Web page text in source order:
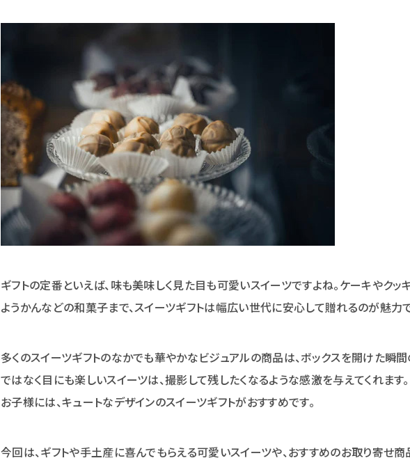
ギフトの定番といえば、味も美味しく見た目も可愛いスイーツですよね。ケーキやク
ようかんなどの和菓子まで、スイーツギフトは幅広い世代に安心して贈れるのが魅力で
多くのスイーツギフトのなかでも華やかなビジュアルの商品は、ボックスを開けた瞬
ではなく目にも楽しいスイーツは、撮影して残したくなるような感激を与えてくれま
お子様には、キュートなデザインのスイーツギフトがおすすめです。
今回は、ギフトや手土産に喜んでもらえる可愛いスイーツや、おすすめのお取り寄せ商